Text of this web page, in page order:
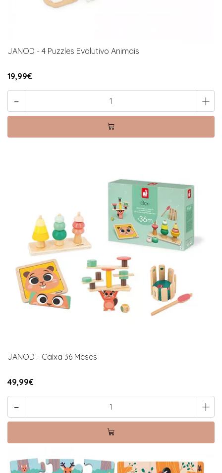
JANOD - 4 Puzzles Evolutivo Animais
19,99€
- +
JANOD - Caixa 36 Meses
49,99€
- +